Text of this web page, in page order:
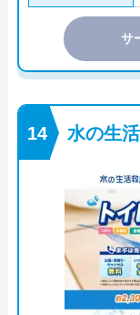
サ
水の生